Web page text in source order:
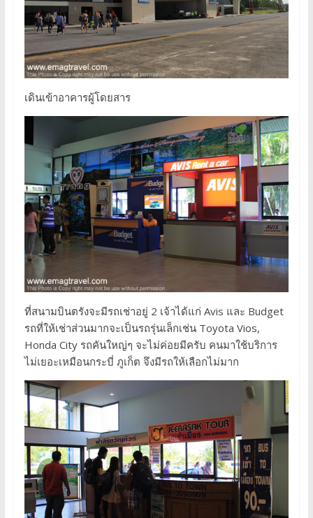
เดินเข้าอาคารผู้โดยสาร
ที่สนามบินตรังจะมีรถเช่าอยู่ 2 เจ้าได้แก่ Avis และ Budget
รถที่ให้เช่าส่วนมากจะเป็นรถรุ่นเล็กเช่น Toyota Vios,
Honda City รถคันใหญ่ๆ จะไม่ค่อยมีครับ คนมาใช้บริการ
ไม่เยอะเหมือนกระบี่ ภูเก็ต จึงมีรถให้เลือกไม่มาก